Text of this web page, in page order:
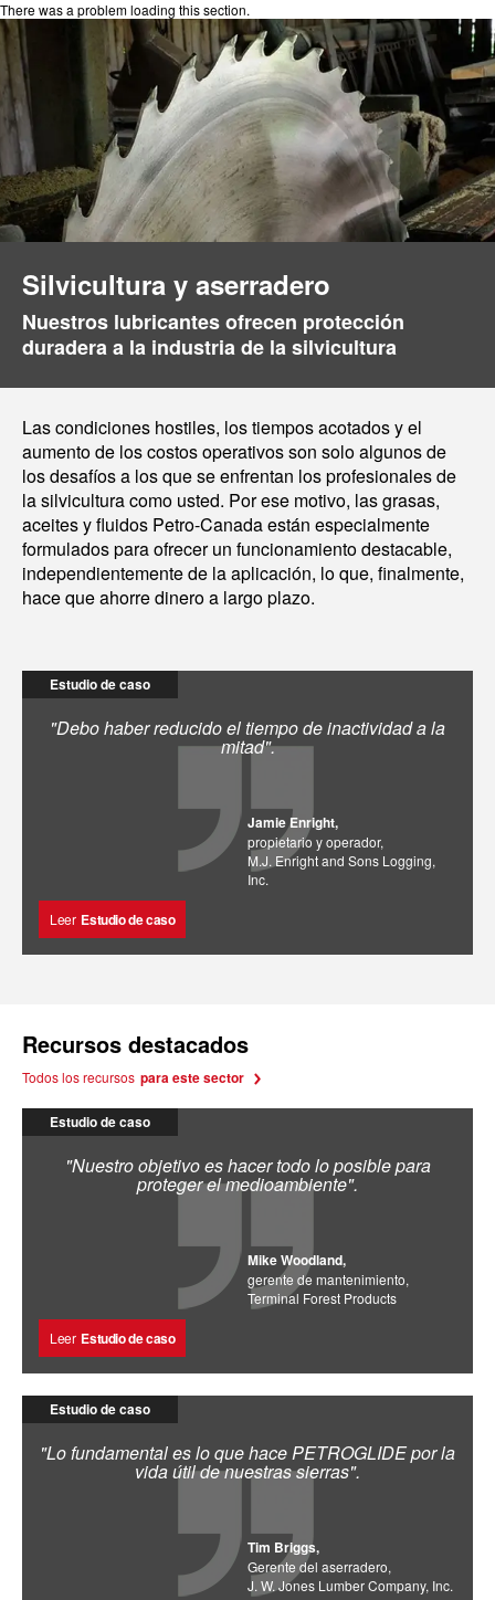
There was a problem loading this section.
Silvicultura y aserradero
Nuestros lubricantes ofrecen protección
duradera a la industria de la silvicultura
Las condiciones hostiles, los tiempos acotados y el
aumento de los costos operativos son solo algunos de
los desafíos a los que se enfrentan los profesionales de
la silvicultura como usted. Por ese motivo, las grasas,
aceites y fluidos Petro-Canada están especialmente
formulados para ofrecer un funcionamiento destacable,
independientemente de la aplicación, lo que, finalmente,
hace que ahorre dinero a largo plazo.
Estudio de caso
"Debo haber reducido el tiempo de inactividad a la
mitad".
Jamie Enright,
propietario y operador,
M.J. Enright and Sons Logging,
Inc.
Leer Estudio de caso
Recursos destacados
Todos los recursos para este sector
Estudio de caso
"Nuestro objetivo es hacer todo lo posible para
proteger el medioambiente".
Mike Woodland,
gerente de mantenimiento,
Terminal Forest Products
Leer Estudio de caso
Estudio de caso
"Lo fundamental es lo que hace PETROGLIDE por la
vida útil de nuestras sierras".
Tim Briggs,
Gerente del aserradero,
J. W. Jones Lumber Company, Inc.